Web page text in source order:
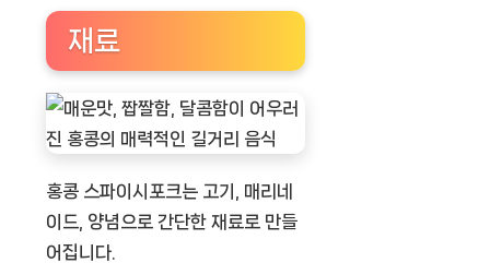
재료
홍콩 스파이시포크는 고기, 매리네
이드, 양념으로 간단한 재료로 만들
어집니다.